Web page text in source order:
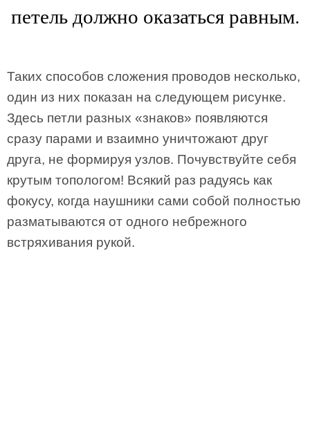
петель должно оказаться равным.
Таких способов сложения проводов несколько,
один из них показан на следующем рисунке.
Здесь петли разных «знаков» появляются
сразу парами и взаимно уничтожают друг
друга, не формируя узлов. Почувствуйте себя
крутым топологом! Всякий раз радуясь как
фокусу, когда наушники сами собой полностью
разматываются от одного небрежного
встряхивания рукой.